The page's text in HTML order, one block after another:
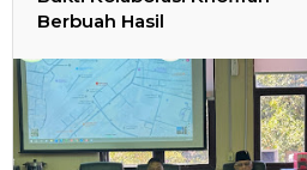
Berbuah Hasil